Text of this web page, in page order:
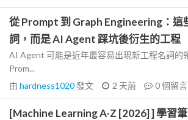
從 Prompt 到 Graph Engineering：這
詞，而是 AI Agent 踩坑後衍生的工程
AI Agent 可能是近年最容易出現新工程名詞的
Prom...
由 hardness1020發文 2 天前 0個留言
[Machine Learning A-Z [2026] ] 學習